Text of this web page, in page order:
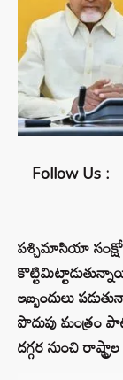
Follow Us :
పశ్చిమాసియా
ఇబ్బందులు
పొదుపు మంత్రం
దగ్గర నుంచి